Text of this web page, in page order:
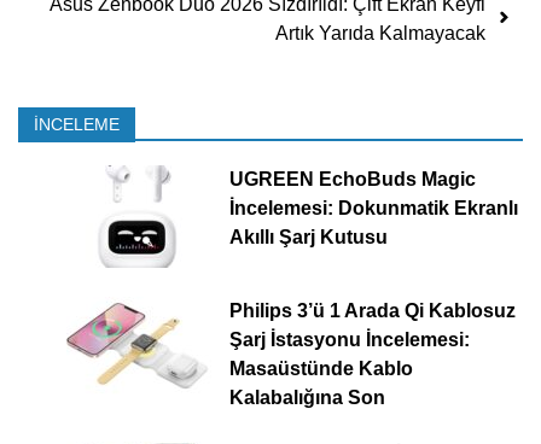
Asus Zenbook Duo 2026 Sızdırıldı: Çift Ekran Keyfi
Artık Yarıda Kalmayacak
İNCELEME
UGREEN EchoBuds Magic
İncelemesi: Dokunmatik Ekranlı
Akıllı Şarj Kutusu
Philips 3’ü 1 Arada Qi Kablosuz
Şarj İstasyonu İncelemesi:
Masaüstünde Kablo
Kalabalığına Son